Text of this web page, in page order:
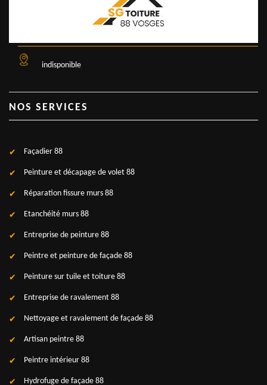
indisponible
NOS SERVICES
Façadier 88
Peinture et décapage de volet 88
Réparation fissure murs 88
Etanchéité murs 88
Entreprise de peinture 88
Peintre et peinture de façade 88
Peinture sur tuile et toiture 88
Entreprise de ravalement 88
Nettoyage et ravalement de façade 88
Artisan peintre 88
Peintre intérieur 88
Hydrofuge de façade 88